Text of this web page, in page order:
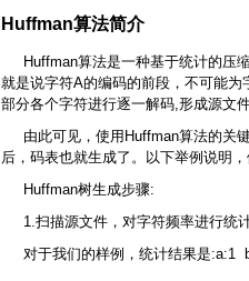
Huffman算法简介
Huffman算法是一种基于统计的压
就是说字符A的编码的前段，不可能
部分各个字符进行逐一解码,形成源文件
由此可见，使用Huffman算法的关
后，码表也就生成了。以下举例说明
Huffman树生成步骤:
1.扫描源文件，对字符频率进行统计
对于我们的样例，统计结果是:a:1